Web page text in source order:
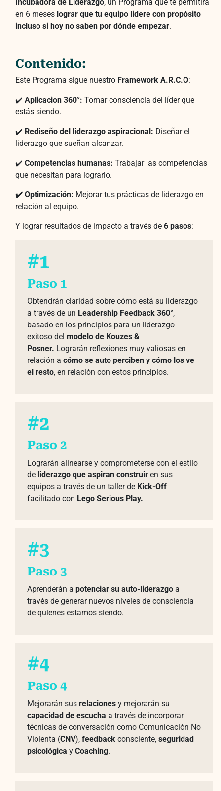
Incubadora de Liderazgo, un Programa que te permitirá
en 6 meses lograr que tu equipo lidere con propósito
incluso si hoy no saben por dónde empezar.
Contenido:
Este Programa sigue nuestro Framework A.R.C.O:
✔️ Aplicacion 360°: Tomar consciencia del líder que
estás siendo.
✔️ Rediseño del liderazgo aspiracional: Diseñar el
liderazgo que sueñan alcanzar.
✔️ Competencias humanas: Trabajar las competencias
que necesitan para lograrlo.
✔️ Optimización: Mejorar tus prácticas de liderazgo en
relación al equipo.
Y lograr resultados de impacto a través de 6 pasos:
#1
Paso 1
Obtendrán claridad sobre cómo está su liderazgo
a través de un Leadership Feedback 360°,
basado en los principios para un liderazgo
exitoso del modelo de Kouzes &
Posner. Lograrán reflexiones muy valiosas en
relación a cómo se auto perciben y cómo los ve
el resto, en relación con estos principios.
#2
Paso 2
Lograrán alinearse y comprometerse con el estilo
de liderazgo que aspiran construir en sus
equipos a través de un taller de Kick-Off
facilitado con Lego Serious Play.
#3
Paso 3
Aprenderán a potenciar su auto-liderazgo a
través de generar nuevos niveles de consciencia
de quienes estamos siendo.
#4
Paso 4
Mejorarán sus relaciones y mejorarán su
capacidad de escucha a través de incorporar
técnicas de conversación como Comunicación No
Violenta (CNV), feedback consciente, seguridad
psicológica y Coaching.